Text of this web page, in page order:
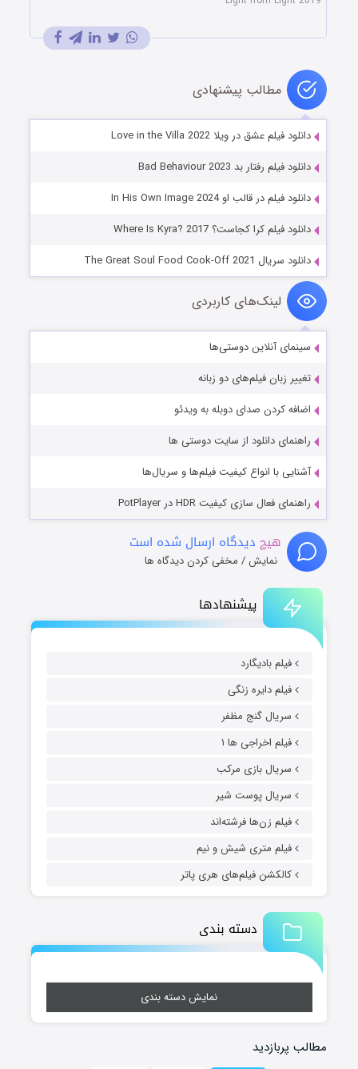
پیشنهادها
فیلم بادیگارد
فیلم دایره زنگی
سریال گنج مظفر
فیلم اخراجی ها ۱
سریال بازی مرکب
سریال پوست شیر
فیلم زن‌ها فرشته‌اند
فیلم متری شیش و نیم
کالکشن فیلم‌های هری پاتر
دسته بندی
نمایش دسته بندی
مطالب پربازدید
مطالب پیشنهادی
دانلود فیلم عشق در ویلا Love in the Villa 2022
دانلود فیلم رفتار بد Bad Behaviour 2023
دانلود فیلم در قالب او In His Own Image 2024
دانلود فیلم کرا کجاست؟ Where Is Kyra? 2017
دانلود سریال The Great Soul Food Cook-Off 2021
لینک‌های کاربردی
سینمای آنلاین دوستی‌ها
تغییر زبان فیلم‌های دو زبانه
اضافه کردن صدای دوبله به ویدئو
راهنمای دانلود از سایت دوستی ها
آشنایی با انواع کیفیت فیلم‌ها و سریال‌ها
راهنمای فعال سازی کیفیت HDR در PotPlayer
هیچ دیدگاه ارسال شده است
نمایش / مخفی کردن دیدگاه ها